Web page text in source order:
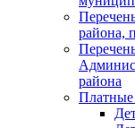
района,
района
Платные